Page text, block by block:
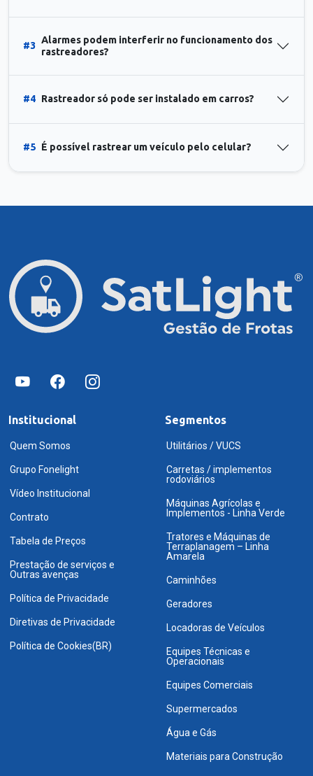
#3
Alarmes podem interferir no funcionamento dos
rastreadores?
#4 Rastreador só pode ser instalado em carros?
#5 É possível rastrear um veículo pelo celular?
Institucional
Quem Somos
Grupo Fonelight
Vídeo Institucional
Contrato
Tabela de Preços
Prestação de serviços e
Outras avenças
Política de Privacidade
Diretivas de Privacidade
Política de Cookies(BR)
Segmentos
Utilitários / VUCS
Carretas / implementos
rodoviários
Máquinas Agrícolas e
Implementos - Linha Verde
Tratores e Máquinas de
Terraplanagem – Linha
Amarela
Caminhões
Geradores
Locadoras de Veículos
Equipes Técnicas e
Operacionais
Equipes Comerciais
Supermercados
Água e Gás
Materiais para Construção